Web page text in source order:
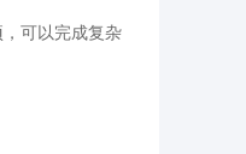
可以完成复杂